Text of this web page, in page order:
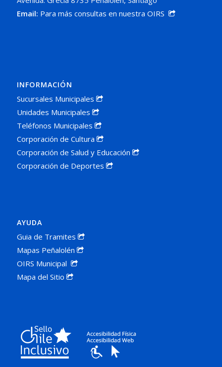
Email: Para más consultas en nuestra OIRS
INFORMACIÓN
Sucursales Municipales
Unidades Municipales
Teléfonos Municipales
Corporación de Cultura
Corporación de Salud y Educación
Corporación de Deportes
AYUDA
Guia de Tramites
Mapas Peñalolén
OIRS Municipal
Mapa del Sitio